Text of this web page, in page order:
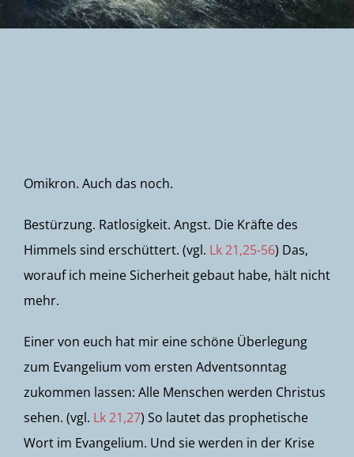
Omikron. Auch das noch.
Bestürzung. Ratlosigkeit. Angst. Die Kräfte des
Himmels sind erschüttert. (vgl. Lk 21,25-56) Das,
worauf ich meine Sicherheit gebaut habe, hält nicht
mehr.
Einer von euch hat mir eine schöne Überlegung
zum Evangelium vom ersten Adventsonntag
zukommen lassen: Alle Menschen werden Christus
sehen. (vgl. Lk 21,27) So lautet das prophetische
Wort im Evangelium. Und sie werden in der Krise